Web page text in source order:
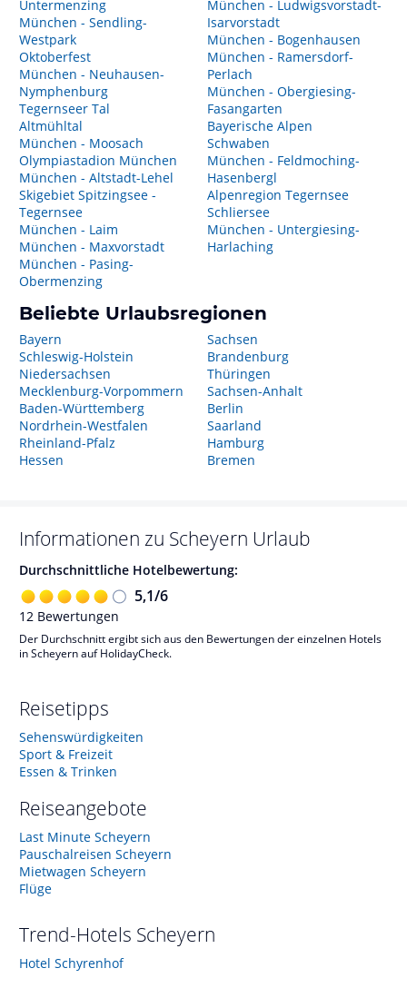
Untermenzing
München - Sendling-
Westpark
Oktoberfest
München - Neuhausen-
Nymphenburg
Tegernseer Tal
Altmühltal
München - Moosach
Olympiastadion München
München - Altstadt-Lehel
Skigebiet Spitzingsee -
Tegernsee
München - Laim
München - Maxvorstadt
München - Pasing-
Obermenzing
München - Ludwigsvorstadt-
Isarvorstadt
München - Bogenhausen
München - Ramersdorf-
Perlach
München - Obergiesing-
Fasangarten
Bayerische Alpen
Schwaben
München - Feldmoching-
Hasenbergl
Alpenregion Tegernsee
Schliersee
München - Untergiesing-
Harlaching
Beliebte Urlaubsregionen
Bayern
Schleswig-Holstein
Niedersachsen
Mecklenburg-Vorpommern
Baden-Württemberg
Nordrhein-Westfalen
Rheinland-Pfalz
Hessen
Sachsen
Brandenburg
Thüringen
Sachsen-Anhalt
Berlin
Saarland
Hamburg
Bremen
Informationen zu Scheyern Urlaub
Durchschnittliche Hotelbewertung:
5,1/6
12 Bewertungen
Der Durchschnitt ergibt sich aus den Bewertungen der einzelnen Hotels
in Scheyern auf HolidayCheck.
Reisetipps
Sehenswürdigkeiten
Sport & Freizeit
Essen & Trinken
Reiseangebote
Last Minute Scheyern
Pauschalreisen Scheyern
Mietwagen Scheyern
Flüge
Trend-Hotels Scheyern
Hotel Schyrenhof